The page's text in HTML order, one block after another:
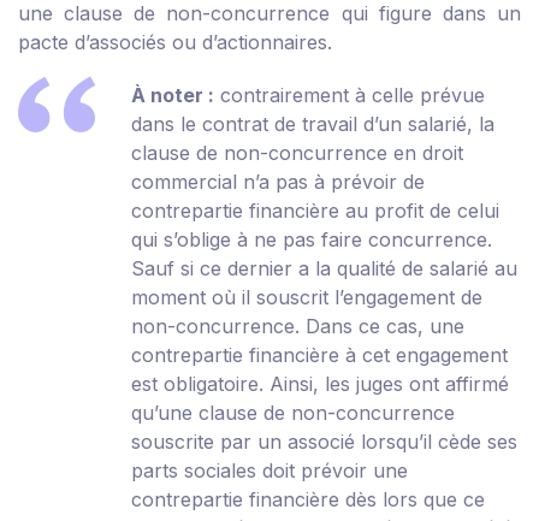
une clause de non-concurrence qui figure dans un
pacte d’associés ou d’actionnaires.
À noter : contrairement à celle prévue
dans le contrat de travail d’un salarié, la
clause de non-concurrence en droit
commercial n’a pas à prévoir de
contrepartie financière au profit de celui
qui s’oblige à ne pas faire concurrence.
Sauf si ce dernier a la qualité de salarié au
moment où il souscrit l’engagement de
non-concurrence. Dans ce cas, une
contrepartie financière à cet engagement
est obligatoire. Ainsi, les juges ont affirmé
qu’une clause de non-concurrence
souscrite par un associé lorsqu’il cède ses
parts sociales doit prévoir une
contrepartie financière dès lors que ce